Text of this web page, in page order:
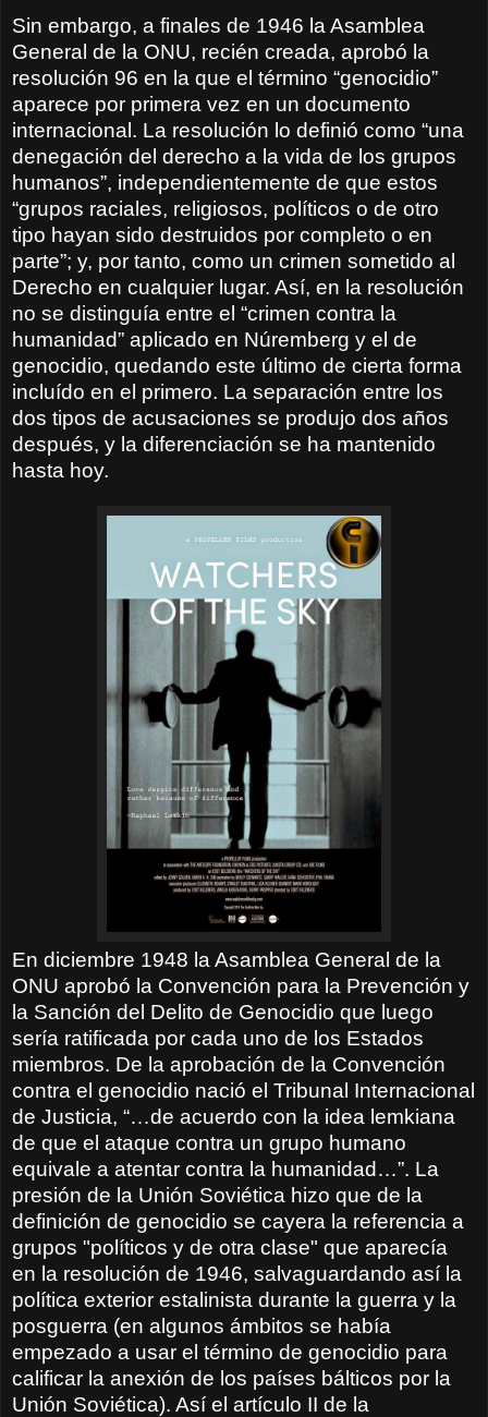
Sin embargo, a finales de 1946 la Asamblea
General de la ONU, recién creada, aprobó la
resolución 96 en la que el término “genocidio”
aparece por primera vez en un documento
internacional. La resolución lo definió como “una
denegación del derecho a la vida de los grupos
humanos”, independientemente de que estos
“grupos raciales, religiosos, políticos o de otro
tipo hayan sido destruidos por completo o en
parte”; y, por tanto, como un crimen sometido al
Derecho en cualquier lugar. Así, en la resolución
no se distinguía entre el “crimen contra la
humanidad” aplicado en Núremberg y el de
genocidio, quedando este último de cierta forma
incluído en el primero. La separación entre los
dos tipos de acusaciones se produjo dos años
después, y la diferenciación se ha mantenido
hasta hoy.
En diciembre 1948 la Asamblea General de la
ONU aprobó la Convención para la Prevención y
la Sanción del Delito de Genocidio que luego
sería ratificada por cada uno de los Estados
miembros. De la aprobación de la Convención
contra el genocidio nació el Tribunal Internacional
de Justicia, “…de acuerdo con la idea lemkiana
de que el ataque contra un grupo humano
equivale a atentar contra la humanidad…”. La
presión de la Unión Soviética hizo que de la
definición de genocidio se cayera la referencia a
grupos "políticos y de otra clase" que aparecía
en la resolución de 1946, salvaguardando así la
política exterior estalinista durante la guerra y la
posguerra (en algunos ámbitos se había
empezado a usar el término de genocidio para
calificar la anexión de los países bálticos por la
Unión Soviética). Así el artículo II de la